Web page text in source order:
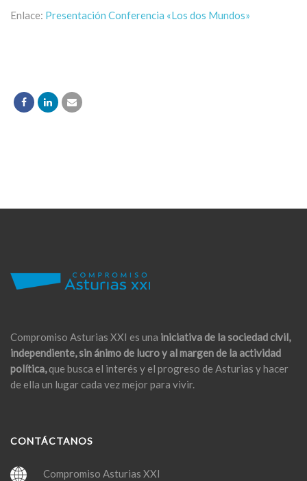
Enlace: Presentación Conferencia «Los dos Mundos»
Compromiso Asturias XXI es una iniciativa de la sociedad civil,
independiente, sin ánimo de lucro y al margen de la actividad
política,que busca el interés y el progreso de Asturias y hacer
de ella un lugar cada vez mejor para vivir.
CONTÁCTANOS
Compromiso Asturias XXI